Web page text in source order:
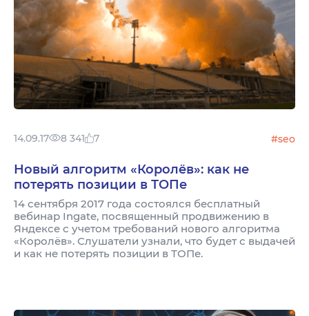
14.09.17 8 341 7 #seo
Новый алгоритм «Королёв»: как не
потерять позиции в ТОПе
14 сентября 2017 года состоялся бесплатный
вебинар Ingate, посвященный продвижению в
Яндексе с учетом требований нового алгоритма
«Королёв». Слушатели узнали, что будет с выдачей
и как не потерять позиции в ТОПе.